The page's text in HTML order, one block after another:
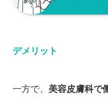
デメリット
一方で、 美容皮膚科で